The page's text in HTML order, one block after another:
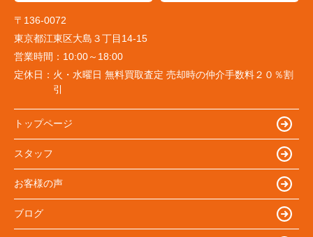
〒136-0072
東京都江東区大島３丁目14-15
営業時間： 10:00～18:00
定休日： 火・水曜日 無料買取査定 売却時の仲介手数料２０％割
引
トップページ
スタッフ
お客様の声
ブログ